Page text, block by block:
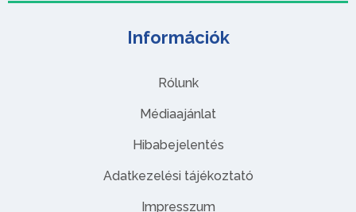
Információk
Rólunk
Médiaajánlat
Hibabejelentés
Adatkezelési tájékoztató
Impresszum